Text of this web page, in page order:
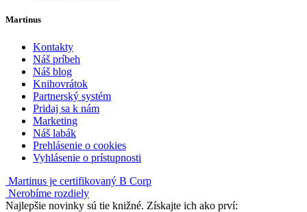
Martinus
Kontakty
Náš príbeh
Náš blog
Knihovrátok
Partnerský systém
Pridaj sa k nám
Marketing
Náš labák
Prehlásenie o cookies
Vyhlásenie o prístupnosti
Martinus je certifikovaný B Corp
Nerobíme rozdiely
Najlepšie novinky sú tie knižné. Získajte ich ako prví: